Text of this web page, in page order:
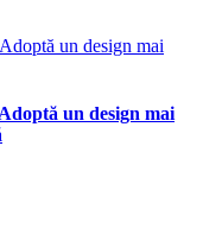
un design mai